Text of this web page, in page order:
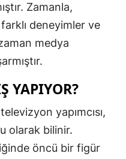
Zamanla,
deneyimler ve
medya
YAPIYOR?
yapımcısı,
olarak bilinir.
öncü bir figür